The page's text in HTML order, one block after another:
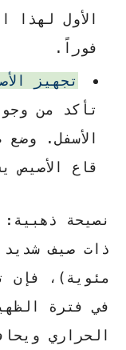
الأول لهذا
فوراً.
تجهيز
تأكد من
الأسفل.
قاع الأصيص
نصيحة
مئوية)، فإن
في فترة
الحراري